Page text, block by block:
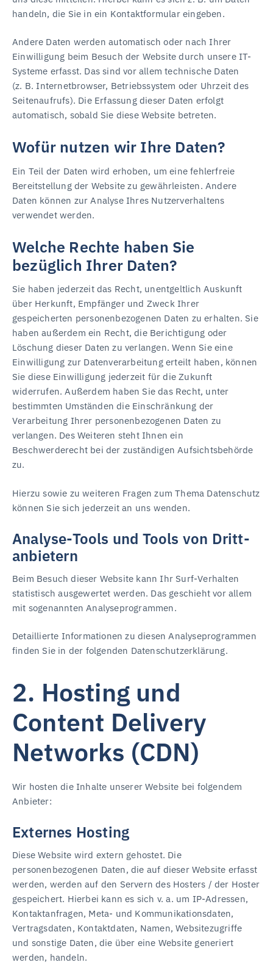
handeln, die Sie in ein Kontaktformular eingeben.
Andere Daten werden automatisch oder nach Ihrer
Einwilligung beim Besuch der Website durch unsere IT-
Systeme erfasst. Das sind vor allem technische Daten
(z. B. Internetbrowser, Betriebssystem oder Uhrzeit des
Seitenaufrufs). Die Erfassung dieser Daten erfolgt
automatisch, sobald Sie diese Website betreten.
Wofür nutzen wir Ihre Daten?
Ein Teil der Daten wird erhoben, um eine fehlerfreie
Bereitstellung der Website zu gewährleisten. Andere
Daten können zur Analyse Ihres Nutzerverhaltens
verwendet werden.
Welche Rechte haben Sie
bezüglich Ihrer Daten?
Sie haben jederzeit das Recht, unentgeltlich Auskunft
über Herkunft, Empfänger und Zweck Ihrer
gespeicherten personenbezogenen Daten zu erhalten. Sie
haben außerdem ein Recht, die Berichtigung oder
Löschung dieser Daten zu verlangen. Wenn Sie eine
Einwilligung zur Datenverarbeitung erteilt haben, können
Sie diese Einwilligung jederzeit für die Zukunft
widerrufen. Außerdem haben Sie das Recht, unter
bestimmten Umständen die Einschränkung der
Verarbeitung Ihrer personenbezogenen Daten zu
verlangen. Des Weiteren steht Ihnen ein
Beschwerderecht bei der zuständigen Aufsichtsbehörde
zu.
Hierzu sowie zu weiteren Fragen zum Thema Datenschutz
können Sie sich jederzeit an uns wenden.
Analyse-Tools und Tools von Dritt­
anbietern
Beim Besuch dieser Website kann Ihr Surf-Verhalten
statistisch ausgewertet werden. Das geschieht vor allem
mit sogenannten Analyseprogrammen.
Detaillierte Informationen zu diesen Analyseprogrammen
finden Sie in der folgenden Datenschutzerklärung.
2. Hosting und
Content Delivery
Networks (CDN)
Wir hosten die Inhalte unserer Website bei folgendem
Anbieter:
Externes Hosting
Diese Website wird extern gehostet. Die
personenbezogenen Daten, die auf dieser Website erfasst
werden, werden auf den Servern des Hosters / der Hoster
gespeichert. Hierbei kann es sich v. a. um IP-Adressen,
Kontaktanfragen, Meta- und Kommunikationsdaten,
Vertragsdaten, Kontaktdaten, Namen, Websitezugriffe
und sonstige Daten, die über eine Website generiert
werden, handeln.